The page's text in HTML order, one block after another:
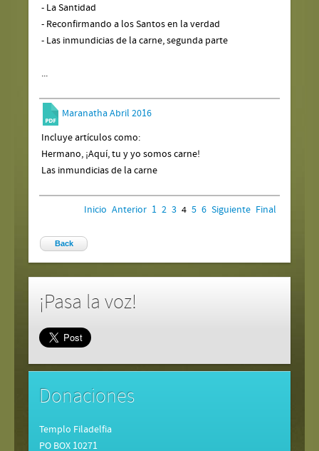
- La Santidad
- Reconfirmando a los Santos en la verdad
- Las inmundicias de la carne, segunda parte
...
Maranatha Abril 2016
Incluye artículos como:
Hermano, ¡Aquí, tu y yo somos carne!
Las inmundicias de la carne
Inicio Anterior 1 2 3 4 5 6 Siguiente Final
Back
¡Pasa la voz!
Donaciones
Templo Filadelfia
PO BOX 10271